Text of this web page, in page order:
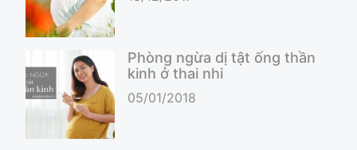
Phòng ngừa dị tật ống thần
kinh ở thai nhi
05/01/2018